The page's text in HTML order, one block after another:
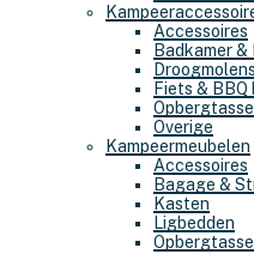
Accessoires
Badkamer &
Droogmolens
Fiets & BBQ
Overige
Kampeermeubelen
Accessoires
Bagage &
Kasten
Ligbedden